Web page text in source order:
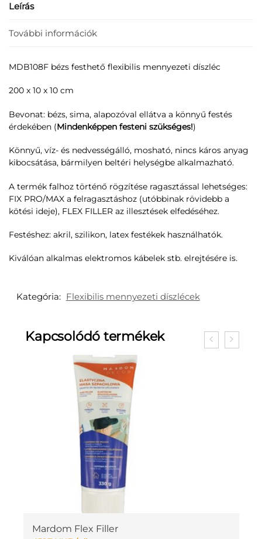
Leírás
További információk
MDB108F bézs festhető flexibilis mennyezeti díszléc
200 x 10 x 10 cm
Bevonat: bézs, sima, alapozóval ellátva a könnyű festés
érdekében (Mindenképpen festeni szükséges!)
Könnyű, víz- és nedvességálló, mosható, nincs káros anyag
kibocsátása, bármilyen beltéri helységbe alkalmazható.
A termék falhoz történő rögzítése ragasztással lehetséges:
FIX PRO/MAX a felragasztáshoz (utóbbinak rövidebb a
kötési ideje), FLEX FILLER az illesztések elfedéséhez.
Festéshez: akril, szilikon, latex festékek használhatók.
Kiválóan alkalmas elektromos kábelek stb. elrejtésére is.
Kategória: Flexibilis mennyezeti díszlécek
Kapcsolódó termékek
Mardom Flex Filler